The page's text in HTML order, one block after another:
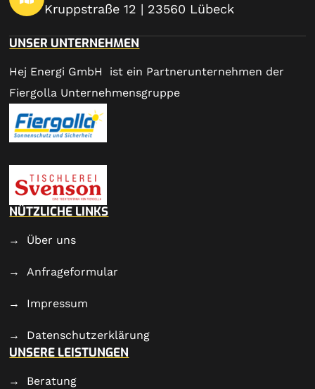
Kruppstraße 12 | 23560 Lübeck
UNSER UNTERNEHMEN
Hej Energi GmbH ist ein Partnerunternehmen der
Fiergolla Unternehmensgruppe
NÜTZLICHE LINKS
Über uns
Anfrageformular
Impressum
Datenschutzerklärung
UNSERE LEISTUNGEN
Beratung